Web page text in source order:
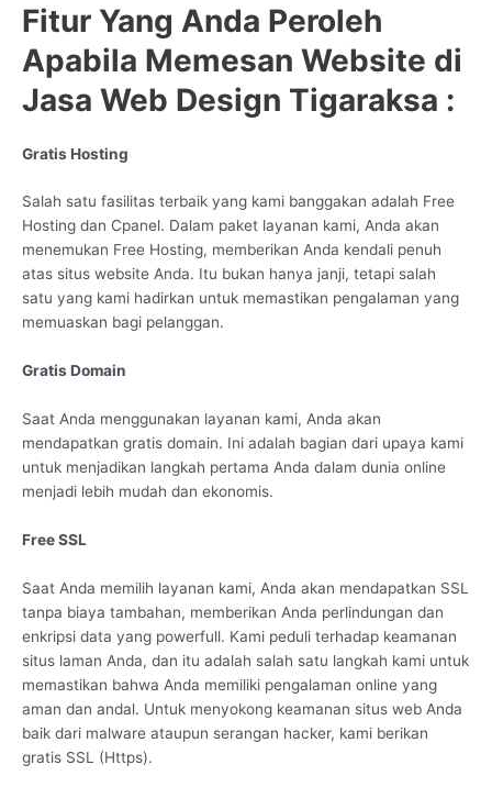
Fitur Yang Anda Peroleh
Apabila Memesan Website di
Jasa Web Design Tigaraksa :
Gratis Hosting
Salah satu fasilitas terbaik yang kami banggakan adalah Free
Hosting dan Cpanel. Dalam paket layanan kami, Anda akan
menemukan Free Hosting, memberikan Anda kendali penuh
atas situs website Anda. Itu bukan hanya janji, tetapi salah
satu yang kami hadirkan untuk memastikan pengalaman yang
memuaskan bagi pelanggan.
Gratis Domain
Saat Anda menggunakan layanan kami, Anda akan
mendapatkan gratis domain. Ini adalah bagian dari upaya kami
untuk menjadikan langkah pertama Anda dalam dunia online
menjadi lebih mudah dan ekonomis.
Free SSL
Saat Anda memilih layanan kami, Anda akan mendapatkan SSL
tanpa biaya tambahan, memberikan Anda perlindungan dan
enkripsi data yang powerfull. Kami peduli terhadap keamanan
situs laman Anda, dan itu adalah salah satu langkah kami untuk
memastikan bahwa Anda memiliki pengalaman online yang
aman dan andal. Untuk menyokong keamanan situs web Anda
baik dari malware ataupun serangan hacker, kami berikan
gratis SSL (Https).